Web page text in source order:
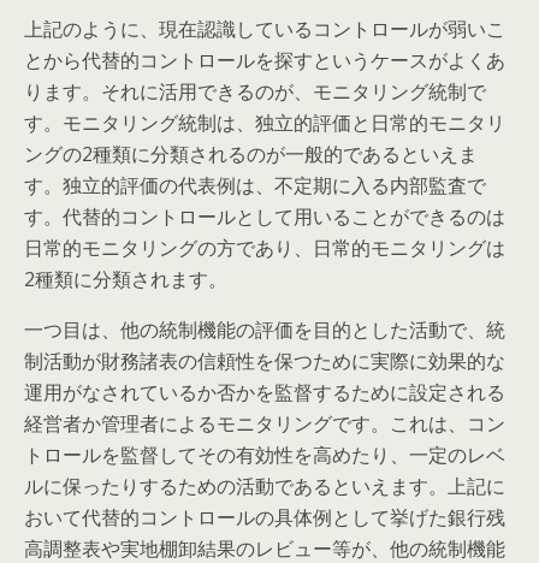
上記のように、現在認識しているコントロールが弱いこ
とから代替的コントロールを探すというケースがよくあ
ります。それに活用できるのが、モニタリング統制で
す。モニタリング統制は、独立的評価と日常的モニタリ
ングの2種類に分類されるのが一般的であるといえま
す。独立的評価の代表例は、不定期に入る内部監査で
す。代替的コントロールとして用いることができるのは
日常的モニタリングの方であり、日常的モニタリングは
2種類に分類されます。
一つ目は、他の統制機能の評価を目的とした活動で、統
制活動が財務諸表の信頼性を保つために実際に効果的な
運用がなされているか否かを監督するために設定される
経営者か管理者によるモニタリングです。これは、コン
トロールを監督してその有効性を高めたり、一定のレベ
ルに保ったりするための活動であるといえます。上記に
おいて代替的コントロールの具体例として挙げた銀行残
高調整表や実地棚卸結果のレビュー等が、他の統制機能